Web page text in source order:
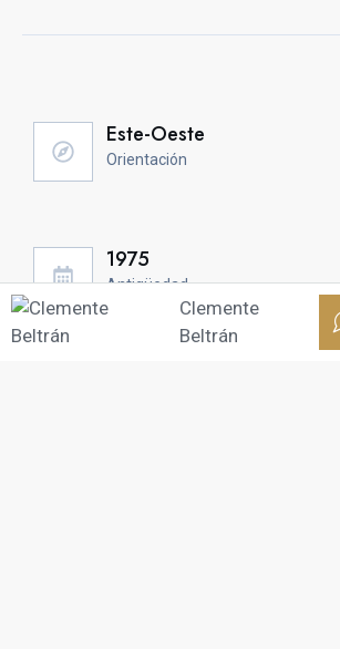
Este-Oeste
Orientación
1975
Antigüedad
Clemente
Beltrán